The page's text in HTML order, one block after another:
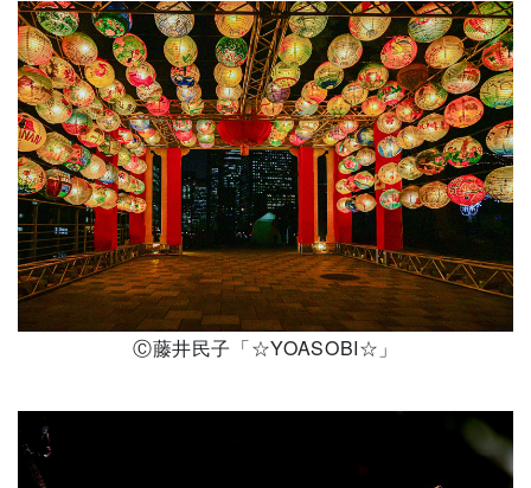
Ⓒ藤井民子「☆YOASOBI☆」